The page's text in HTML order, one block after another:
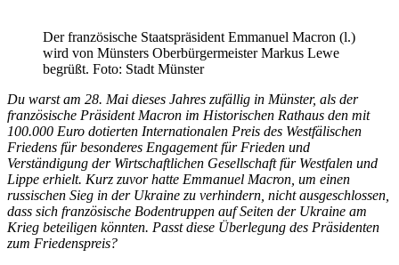
Der französische Staatspräsident Emmanuel Macron (l.)
wird von Münsters Oberbürgermeister Markus Lewe
begrüßt. Foto: Stadt Münster
Du warst am 28. Mai dieses Jahres zufällig in Münster, als der
französische Präsident Macron im Historischen Rathaus den mit
100.000 Euro dotierten Internationalen Preis des Westfälischen
Friedens für besonderes Engagement für Frieden und
Verständigung der Wirtschaftlichen Gesellschaft für Westfalen und
Lippe erhielt. Kurz zuvor hatte Emmanuel Macron, um einen
russischen Sieg in der Ukraine zu verhindern, nicht ausgeschlossen,
dass sich französische Bodentruppen auf Seiten der Ukraine am
Krieg beteiligen könnten. Passt diese Überlegung des Präsidenten
zum Friedenspreis?